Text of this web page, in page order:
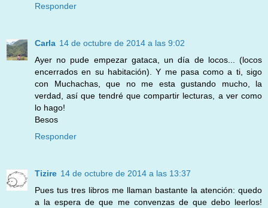
Responder
Carla 14 de octubre de 2014 a las 9:02
Ayer no pude empezar gataca, un día de locos... (locos
encerrados en su habitación). Y me pasa como a ti, sigo
con Muchachas, que no me esta gustando mucho, la
verdad, así que tendré que compartir lecturas, a ver como
lo hago!
Besos
Responder
Tizire 14 de octubre de 2014 a las 13:37
Pues tus tres libros me llaman bastante la atención: quedo
a la espera de que me convenzas de que debo leerlos!